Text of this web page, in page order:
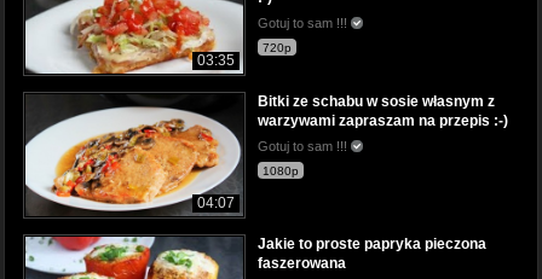
03:35
Gotuj to sam !!!
720p
04:07
Bitki ze schabu w sosie własnym z
warzywami zapraszam na przepis :-)
Gotuj to sam !!!
1080p
Jakie to proste papryka pieczona
faszerowana